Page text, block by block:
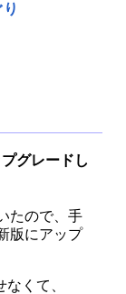
プグレードし
たので、手
版にアップ
なくて、